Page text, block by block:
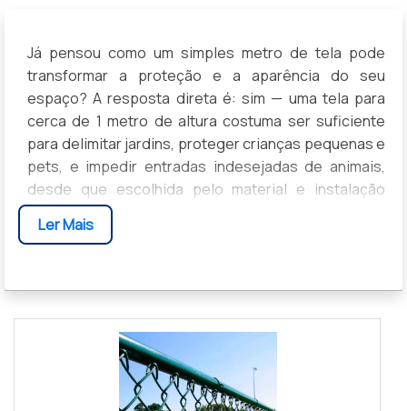
Já pensou como um simples metro de tela pode
transformar a proteção e a aparência do seu
espaço? A resposta direta é: sim — uma tela para
cerca de 1 metro de altura costuma ser suficiente
para delimitar jardins, proteger crianças pequenas e
pets, e impedir entradas indesejadas de animais,
desde que escolhida pelo material e instalação
corretos.
e instalar de forma segura e econômica, e quais
cuidados garantir para durabilidade e bom
Ler Mais